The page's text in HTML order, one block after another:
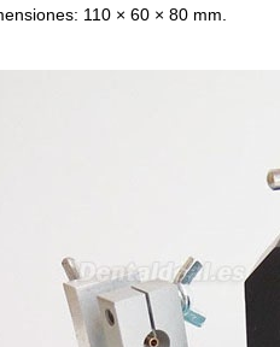
110 × 60 × 80 mm.